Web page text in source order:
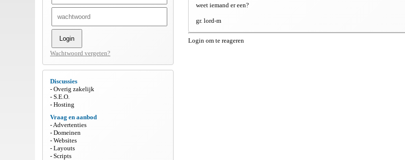
Wachtwoord vergeten?
Discussies
Overig zakelijk
S.E.O.
Hosting
Vraag en aanbod
Advertenties
Domeinen
Websites
Layouts
Scripts
weet iemand er een?
gr. lord-m
Login om te reageren